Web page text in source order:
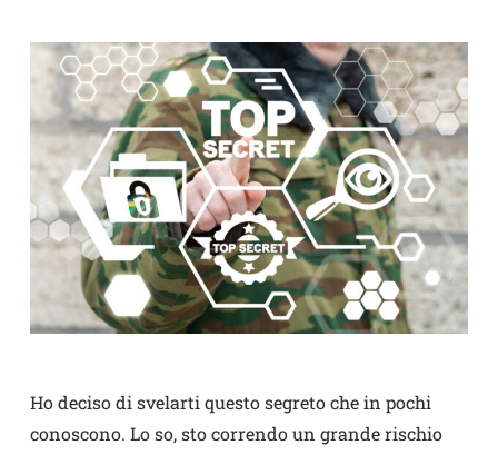
Ho deciso di svelarti questo segreto che in pochi
conoscono. Lo so, sto correndo un grande rischio